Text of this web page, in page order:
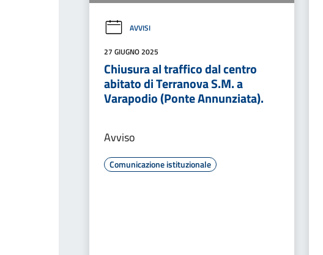
AVVISI
27 GIUGNO 2025
Chiusura al traffico dal centro
abitato di Terranova S.M. a
Varapodio (Ponte Annunziata).
Avviso
Comunicazione istituzionale